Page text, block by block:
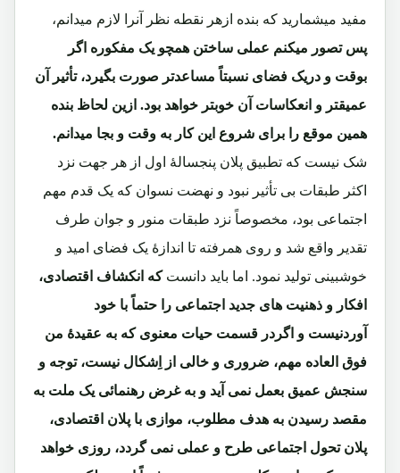
مفید میشمارید که بنده ازهر نقطه نظر آنرا لازم میدانم،
پس تصور میکنم عملی ساختن همچو یک مفکوره اگر
بوقت و دریک فضای نسبتاً مساعدتر صورت بگیرد، تأثیر آن
عمیقتر و انعکاسات آن خوبتر خواهد بود. ازین لحاظ بنده
همین موقع را برای شروع این کار به وقت و بجا میدانم.
شک نیست که تطبیق پلان پنجسالۀ اول از هر جهت نزد
اکثر طبقات بی تأثیر نبود و نهضت نسوان که یک قدم مهم
اجتماعی بود، مخصوصاً نزد طبقات منور و جوان طرف
تقدیر واقع شد و روی همرفته تا اندازۀ یک فضای امید و
خوشبینی تولید نمود. اما باید دانستکه انکشاف اقتصادی،
افکار و ذهنیت های جدید اجتماعی را حتماً با خود
آوردنیست و اگردر قسمت حیات معنوی که به عقیدۀ من
فوق العاده مهم، ضروری و خالی از اِشکال نیست، توجه و
سنجش عمیق بعمل نمی آید و به غرض رهنمائی یک ملت به
مقصد رسیدن به هدف مطلوب، موازی با پلان اقتصادی،
پلان تحول اجتماعی طرح و عملی نمی گردد، روزی خواهد